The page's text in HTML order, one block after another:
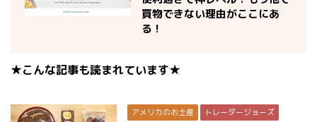
買物できない理由がここにあ
る！
★こんな記事も読まれています★
アメリカのお土産 トレーダージョーズ